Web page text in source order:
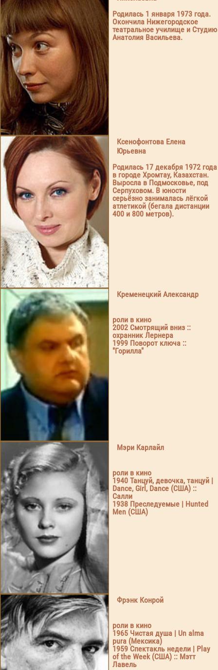
Родилась 1 января 1973 года.
Окончила Нижегородское
театральное училище и Студию
Анатолия Васильева.
Ксенофонтова Елена
Юрьевна
Родилась 17 декабря 1972 года
в городе Хромтау, Казахстан.
Выросла в Подмосковье, под
Серпуховом. В юности
серьёзно занималась лёгкой
атлетикой (бегала дистанции
400 и 800 метров).
Кременецкий Александр
роли в кино
2002 Смотрящий вниз ::
охранник Лернера
1999 Поворот ключа ::
"Горилла"
Мэри Карлайл
роли в кино
1940 Танцуй, девочка, танцуй |
Dance, Girl, Dance (США) ::
Салли
1938 Преследуемые | Hunted
Men (США)
Фрэнк Конрой
роли в кино
1965 Чистая душа | Un alma
pura (Мексика)
1959 Спектакль недели | Play
of the Week (США) :: Мэтт
Лавель